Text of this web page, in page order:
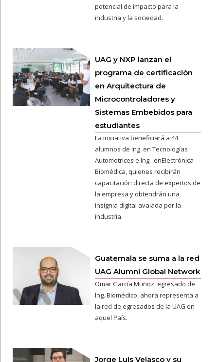
potencial de impacto para la
industria y la sociedad.
UAG y NXP lanzan el
programa de certificación
en Arquitectura de
Microcontroladores y
Sistemas Embebidos para
estudiantes
La iniciativa beneficiará a 44
alumnos de Ing. en Tecnologías
Automotrices e Ing. enElectrónica
Biomédica, quienes recibirán
capacitación directa de expertos de
la empresa y obtendrán una
insignia digital avalada por la
industria.
Guatemala se suma a la red
UAG Alumni Global Network
Omar García Muñoz, egresado de
Ing. Biomédico, ahora representa a
la red de egresados de la UAG en
aquel País.
Jorge Luis Velasco y su